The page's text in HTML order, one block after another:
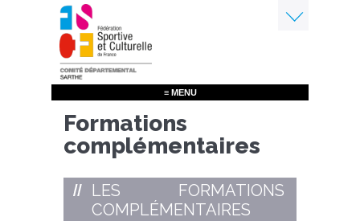
Aller
au
contenu
principal
≡ MENU
Formations
complémentaires
LES FORMATIONS
COMPLÉMENTAIRES